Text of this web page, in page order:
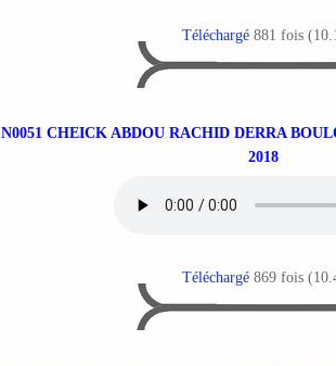
Téléchargé 881 fois
N0051 CHEICK ABDOU RACHID DERRA
2018
Téléchargé 869 fois